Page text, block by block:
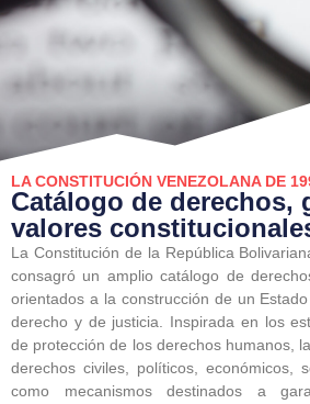
LA CONSTITUCIÓN VENEZOLANA DE
Catálogo de derechos,
valores
La Constitución de la República
consagró un amplio catálogo de
orientados a la construcción de un
derecho y de justicia. Inspirada en los
de protección de los derechos humanos,
derechos civiles, políticos, económicos,
como mecanismos destinados a